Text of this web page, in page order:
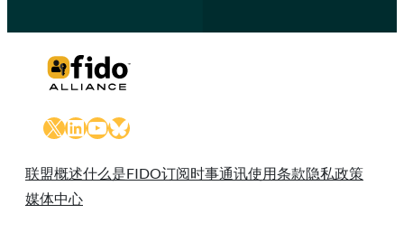
X LinkedIn
YouTube
Bluesky
联盟概述什么是FIDO订阅时事通讯使用条款隐私政策
媒体中心